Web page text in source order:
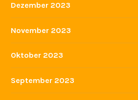
Dezember 2023
November 2023
Oktober 2023
September 2023